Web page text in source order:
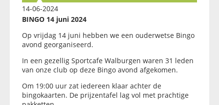
14-06-2024
BINGO 14 juni 2024
Op vrijdag 14 juni hebben we een ouderwetse Bingo
avond georganiseerd.
In een gezellig Sportcafe Walburgen waren 31 leden
van onze club op deze Bingo avond afgekomen.
Om 19:00 uur zat iedereen klaar achter de
bingokaarten. De prijzentafel lag vol met prachtige